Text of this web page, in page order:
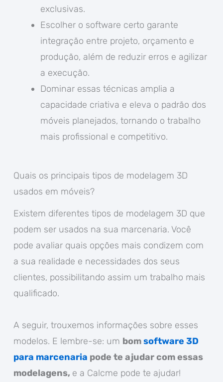
exclusivas.
Escolher o software certo garante
integração entre projeto, orçamento e
produção, além de reduzir erros e agilizar
a execução.
Dominar essas técnicas amplia a
capacidade criativa e eleva o padrão dos
móveis planejados, tornando o trabalho
mais profissional e competitivo.
Quais os principais tipos de modelagem 3D
usados em móveis?
Existem diferentes tipos de modelagem 3D que
podem ser usados na sua marcenaria. Você
pode avaliar quais opções mais condizem com
a sua realidade e necessidades dos seus
clientes, possibilitando assim um trabalho mais
qualificado.
A seguir, trouxemos informações sobre esses
modelos. E lembre-se: um bomsoftware 3D
para marcenaria pode te ajudar com essas
modelagens, e a Calcme pode te ajudar!